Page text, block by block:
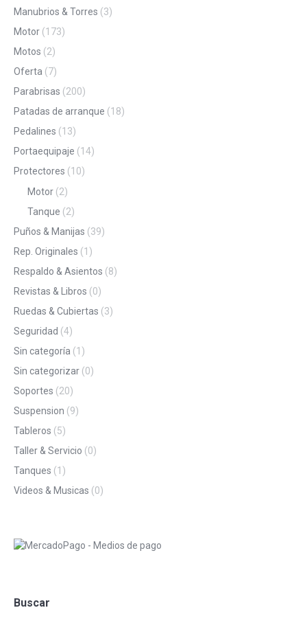
Manubrios & Torres (3)
Motor (173)
Motos (2)
Oferta (7)
Parabrisas (200)
Patadas de arranque (18)
Pedalines (13)
Portaequipaje (14)
Protectores (10)
Motor (2)
Tanque (2)
Puños & Manijas (39)
Rep. Originales (1)
Respaldo & Asientos (8)
Revistas & Libros (0)
Ruedas & Cubiertas (3)
Seguridad (4)
Sin categoría (1)
Sin categorizar (0)
Soportes (20)
Suspension (9)
Tableros (5)
Taller & Servicio (0)
Tanques (1)
Videos & Musicas (0)
Buscar